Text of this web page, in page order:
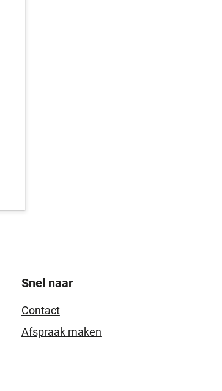
Snel naar
Contact
Afspraak maken